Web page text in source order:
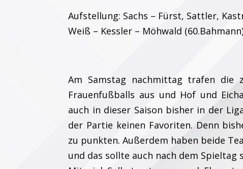
Aufstellung: Sachs – Fürst, Sattler,
Weiß – Kessler – Möhwald
Am Samstag nachmittag trafen die
Frauenfußballs aus und Hof und
auch in dieser Saison bisher in der
der Partie keinen Favoriten. Denn
zu punkten. Außerdem haben beide
und das sollte auch nach dem Spieltag